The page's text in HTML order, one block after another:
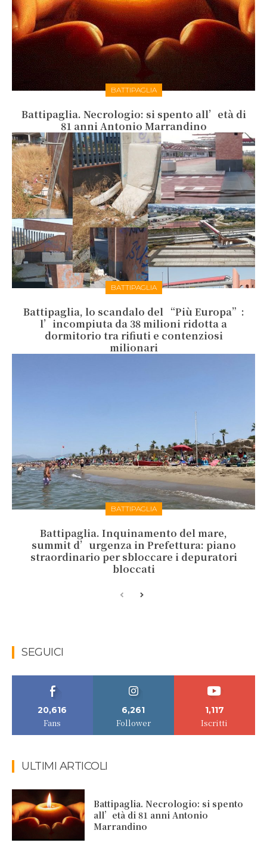
BATTIPAGLIA
Battipaglia. Necrologio: si spento all’età di
81 anni Antonio Marrandino
BATTIPAGLIA
Battipaglia, lo scandalo del “Più Europa”:
l’incompiuta da 38 milioni ridotta a
dormitorio tra rifiuti e contenziosi
milionari
BATTIPAGLIA
Battipaglia. Inquinamento del mare,
summit d’urgenza in Prefettura: piano
straordinario per sbloccare i depuratori
bloccati
SEGUICI
20,616
Fans
6,261
Follower
1,117
Iscritti
ULTIMI ARTICOLI
Battipaglia. Necrologio: si spento
all’età di 81 anni Antonio
Marrandino